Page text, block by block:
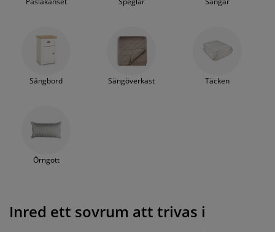
Sängbord Sängöverkast Täcken
Örngott
Inred ett sovrum att trivas i